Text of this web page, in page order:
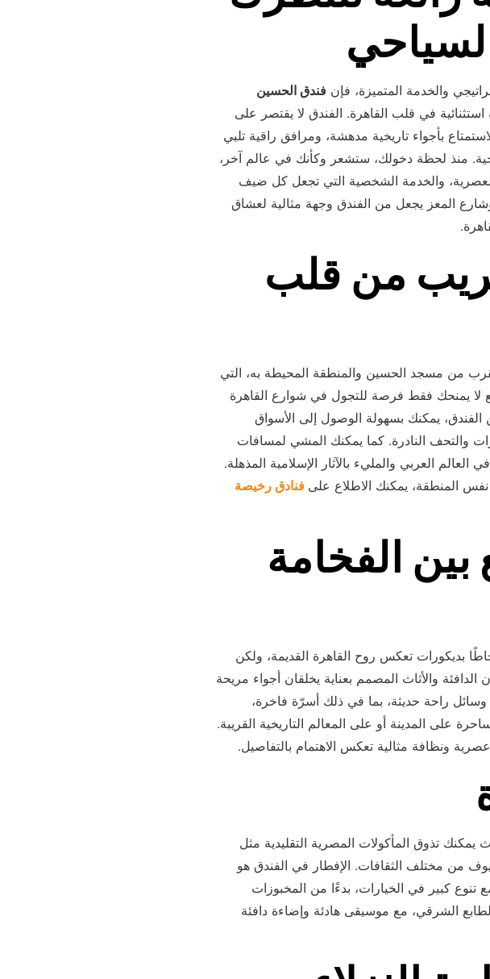
والخدمة المتميزة، فإن فندق الحسين
في قلب القاهرة. الفندق لا يقتصر على
بأجواء تاريخية مدهشة، ومرافق راقية تلبي
منذ لحظة دخولك، ستشعر وكأنك في عالم آخر،
والخدمة الشخصية التي تجعل كل ضيف
المعز يجعل من الفندق وجهة مثالية لعشاق
من قلب
من مسجد الحسين والمنطقة المحيطة به، التي
لا يمنحك فقط فرصة للتجول في شوارع القاهرة
الفندق، يمكنك بسهولة الوصول إلى الأسواق
والتحف النادرة. كما يمكنك المشي لمسافات
العربي والمليء بالآثار الإسلامية المذهلة.
المنطقة، يمكنك الاطلاع على فنادق رخيصة
الفخامة
بديكورات تعكس روح القاهرة القديمة، ولكن
والأثاث المصمم بعناية يخلقان أجواء مريحة
راحة حديثة، بما في ذلك أسرّة فاخرة،
على المدينة أو على المعالم التاريخية القريبة.
ونظافة مثالية تعكس الاهتمام بالتفاصيل.
تذوق المأكولات المصرية التقليدية مثل
من مختلف الثقافات. الإفطار في الفندق هو
تنوع كبير في الخيارات، بدءًا من المخبوزات
الشرقي، مع موسيقى هادئة وإضاءة دافئة